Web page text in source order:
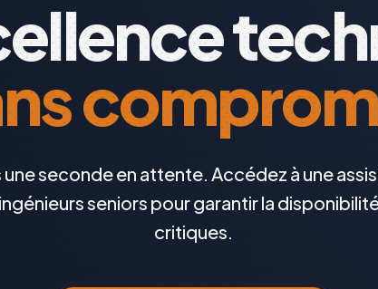
une seconde en attente. Accédez à une
seniors pour garantir la
critiques.